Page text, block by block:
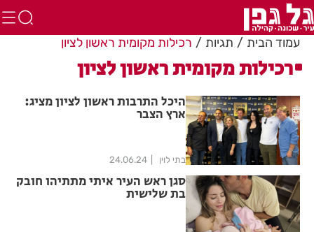
עמוד הבית תגיות רכילות מקומית ראשון לציון
רכילות מקומית ראשון לציון
היכל התרבות ראשון לציון מציג:
ארץ הצבר
בתי לוין 24.06.24
סגן ראש העיר איתי מתתיהו חובק
בת שלישית